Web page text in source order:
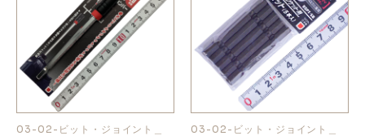
マルキン印
庖斬巴
お知らせ
03-02-ビット・ジョイント＿
03-02-ビット・ジョイント＿